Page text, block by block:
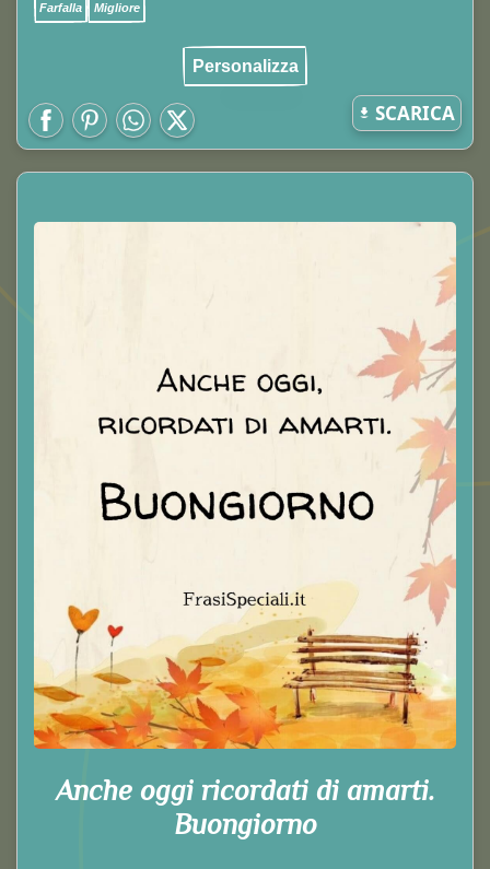
Farfalla Migliore
Personalizza
SCARICA
Anche oggi ricordati di amarti.
Buongiorno